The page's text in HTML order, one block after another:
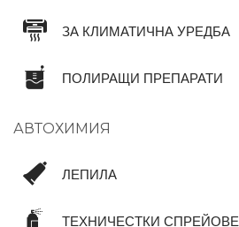
ЗА КЛИМАТИЧНА УРЕДБА
ПОЛИРАЩИ ПРЕПАРАТИ
АВТОХИМИЯ
ЛЕПИЛА
ТЕХНИЧЕСТКИ СПРЕЙОВЕ